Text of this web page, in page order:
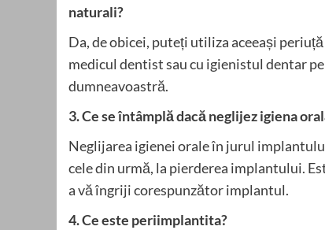
naturali?
Da, de obicei, puteți utiliza aceeași
medicul dentist sau cu igienistul dentar
dumneavoastră.
3. Ce se întâmplă dacă neglijez igiena
Neglijarea igienei orale în jurul
cele din urmă, la pierderea implantului.
a vă îngriji corespunzător implantul.
4. Ce este periimplantita?